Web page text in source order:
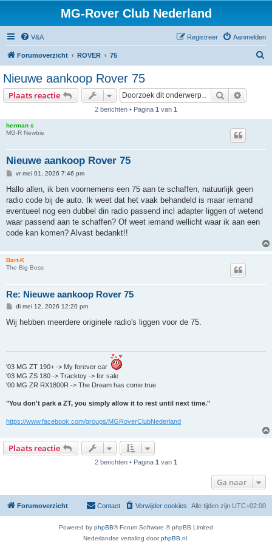
MG-Rover Club Nederland
V&A Aanmelden
Registreer
Forumoverzicht ROVER 75
Nieuwe aankoop Rover 75
Plaats reactie Zoek
2 berichten • Pagina 1 van 1
herman s
MG-R Newbie
Nieuwe aankoop Rover 75
B
r
c
h
vr mei 01, 2026 7:46 pm
Hallo allen, ik ben voornemens een 75 aan te schaffen, natuurlijk geen
radio code bij de auto. Ik weet dat het vaak behandeld is maar iemand
eventueel nog een dubbel din radio passend incl adapter liggen of wetend
waar passend aan te schaffen? Of weet iemand wellicht waar ik aan een
code kan komen? Alvast bedankt!!
Bart-K
The Big Boss
Re: Nieuwe aankoop Rover 75
B
r
di mei 12, 2026 12:20 pm
Wij hebben meerdere originele radio's liggen voor de 75.
'03 MG ZT 190+ -> My forever car
'03 MG ZS 180 -> Tracktoy -> for sale
'00 MG ZR RX1800R -> The Dream has come true
"You don't park a ZT, you simply allow it to rest until next time."
https://www.facebook.com/groups/MGRoverClubNederland
Plaats reactie
2 berichten • Pagina 1 van 1
Ga naar
Forumoverzicht Alle tijden zijn UTC+02:00
Verwijder cookies
Contact
Powered by phpBB® Forum Software © phpBB Limited
Nederlandse vertaling doorphpBB.nl.